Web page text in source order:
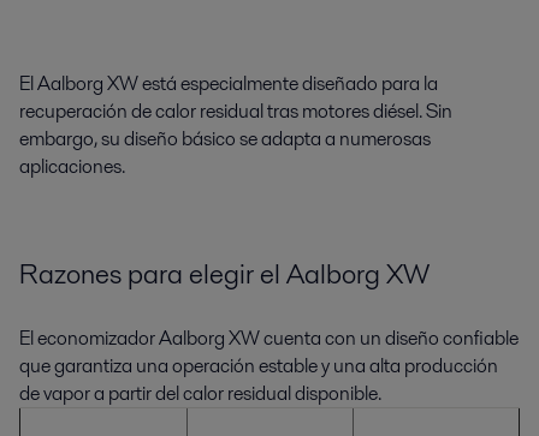
El Aalborg XW está especialmente diseñado para la
recuperación de calor residual tras motores diésel. Sin
embargo, su diseño básico se adapta a numerosas
aplicaciones.
Razones para elegir el Aalborg XW
El economizador Aalborg XW cuenta con un diseño confiable
que garantiza una operación estable y una alta producción
de vapor a partir del calor residual disponible.